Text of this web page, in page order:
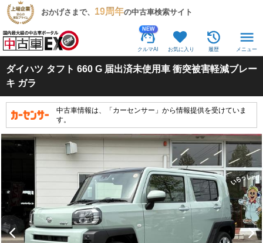
おかげさまで、 19周年の中古車検索サイト
NEW
クルマAI お気に入り 履歴 メニュー
ダイハツ タフト 660 G 届出済未使用車 衝突被害軽減ブレー
キ ガラ
中古車情報は、「カーセンサー」から情報提供を受けていま
す。